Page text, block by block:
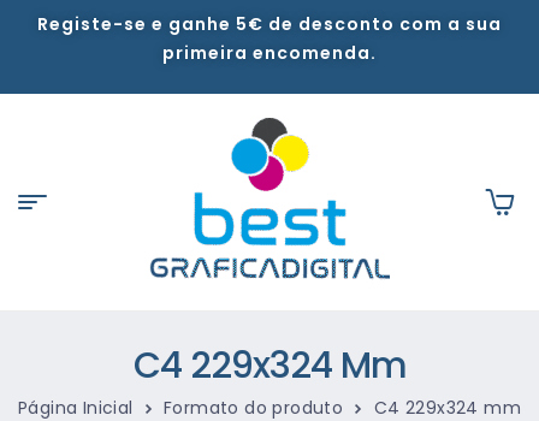
Registe-se e ganhe 5€ de desconto com a sua
primeira encomenda.
C4 229x324 Mm
Página Inicial Formato do produto C4 229x324 mm